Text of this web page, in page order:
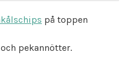
på toppen
pekannötter.